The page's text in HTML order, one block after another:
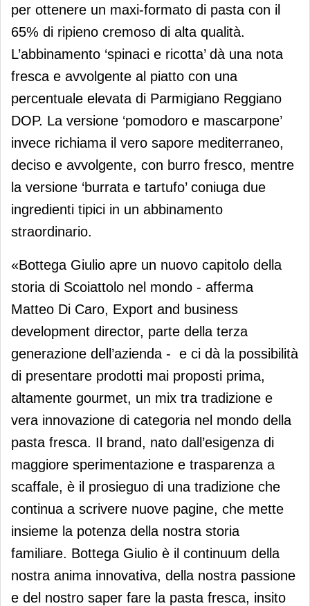
per ottenere un maxi-formato di pasta con il
65% di ripieno cremoso di alta qualità.
L’abbinamento ‘spinaci e ricotta’ dà una nota
fresca e avvolgente al piatto con una
percentuale elevata di Parmigiano Reggiano
DOP. La versione ‘pomodoro e mascarpone’
invece richiama il vero sapore mediterraneo,
deciso e avvolgente, con burro fresco, mentre
la versione ‘burrata e tartufo’ coniuga due
ingredienti tipici in un abbinamento
straordinario.
«Bottega Giulio apre un nuovo capitolo della
storia di Scoiattolo nel mondo - afferma
Matteo Di Caro, Export and business
development director, parte della terza
generazione dell’azienda - e ci dà la possibilità
di presentare prodotti mai proposti prima,
altamente gourmet, un mix tra tradizione e
vera innovazione di categoria nel mondo della
pasta fresca. Il brand, nato dall’esigenza di
maggiore sperimentazione e trasparenza a
scaffale, è il prosieguo di una tradizione che
continua a scrivere nuove pagine, che mette
insieme la potenza della nostra storia
familiare. Bottega Giulio è il continuum della
nostra anima innovativa, della nostra passione
e del nostro saper fare la pasta fresca, insito